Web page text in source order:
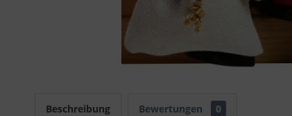
Beschreibung Bewertungen 0